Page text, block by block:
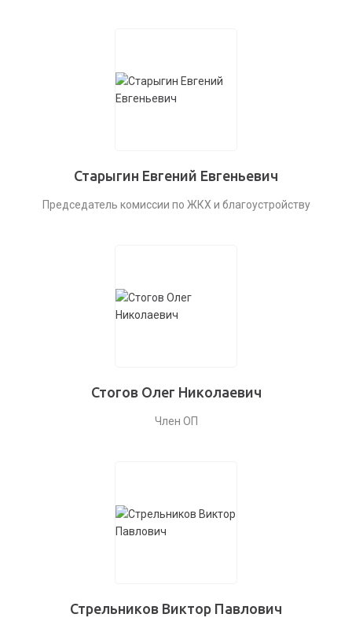
Старыгин Евгений Евгеньевич
Председатель комиссии по ЖКХ и благоустройству
Стогов Олег Николаевич
Член ОП
Стрельников Виктор Павлович